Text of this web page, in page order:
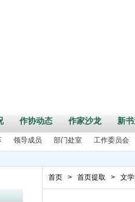
作协动态 作家沙龙 新
领导成员 部门处室 工作委员会
首页 > 首页提取 > 文